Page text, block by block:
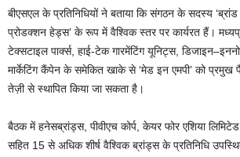
बीएसएल के प्रतिनिधियों ने बताया कि संगठन के सदस्य
प्रोडक्शन हेड्स’ के रूप में वैश्विक स्तर पर कार्यरत हैं।
टेक्सटाइल पार्क्स, हाई-टेक गारमेंटिंग यूनिट्स,
मार्केटिंग कैंपेन के समेकित खाके से ‘मेड इन एमपी’ को प्रमुख
तेज़ी से स्थापित किया जा सकता है।
बैठक में हनेसब्रांड्स, पीवीएच कोर्प, केयर फोर एशिया
सहित 15 से अधिक शीर्ष वैश्विक ब्रांड्स के प्रतिनिधि